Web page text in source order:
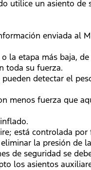
utilice un asiento
enviada al
la etapa más baja,
toda su fuerza.
detectar el
menos fuerza que
está controlada
la presión de
de seguridad se
los asientos